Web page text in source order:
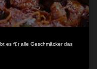
es für alle Geschmäcker das